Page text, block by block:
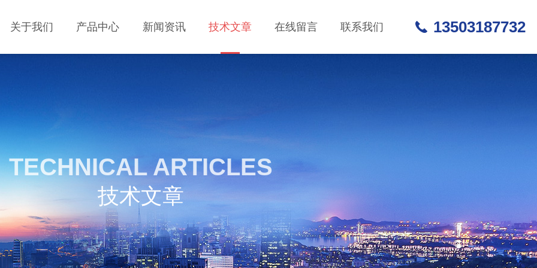
关于我们 产品中心 新闻资讯 技术文章 在线留言 联系我们 13503187732
TECHNICAL ARTICLES
技术文章